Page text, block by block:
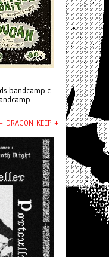
DRAGON KEEP +